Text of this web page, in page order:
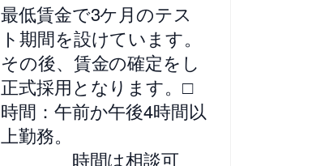
最低賃金で3ケ月のテス
ト期間を設けています。
その後、賃金の確定をし
正式採用となります。□
時間：午前か午後4時間以
上勤務。
時間は相談可